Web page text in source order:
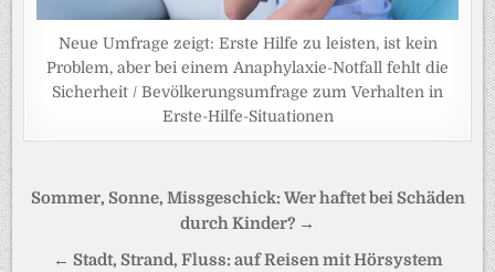
Neue Umfrage zeigt: Erste Hilfe zu leisten, ist kein
Problem, aber bei einem Anaphylaxie-Notfall fehlt die
Sicherheit / Bevölkerungsumfrage zum Verhalten in
Erste-Hilfe-Situationen
Beitragsnavigation
Sommer, Sonne, Missgeschick: Wer haftet bei Schäden
durch Kinder? →
← Stadt, Strand, Fluss: auf Reisen mit Hörsystem